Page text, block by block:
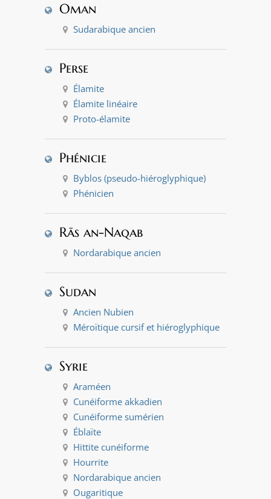
Oman
Sudarabique ancien
Perse
Élamite
Élamite linéaire
Proto-élamite
Phénicie
Byblos (pseudo-hiéroglyphique)
Phénicien
Rās an-Naqab
Nordarabique ancien
Sudan
Ancien Nubien
Méroïtique cursif et hiéroglyphique
Syrie
Araméen
Cunéiforme akkadien
Cunéiforme sumérien
Éblaïte
Hittite cunéiforme
Hourrite
Nordarabique ancien
Ougaritique